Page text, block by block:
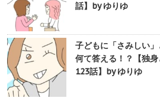
話】by ゆりゆ
子どもに「さみしい
何て答える！？【独
123話】by ゆりゆ